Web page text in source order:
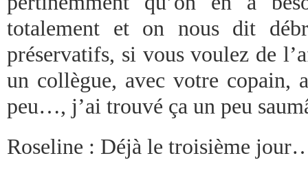
totalement et on nous dit
préservatifs, si vous voulez de
un collègue, avec votre copain,
peu…, j’ai trouvé ça un peu
Roseline : Déjà le troisième